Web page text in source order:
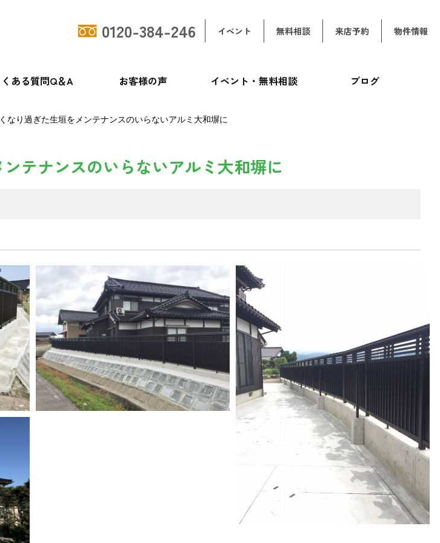
0120-384-246 イベント 無料相談 来店予約 物件情報
ある質問Q＆A お客様の声 イベント・無料相談 ブログ
り過ぎた生垣をメンテナンスのいらないアルミ大和塀に
テナンスのいらないアルミ大和塀に